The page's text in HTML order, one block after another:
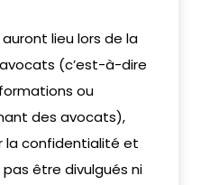
lieu lors de la
(c’est-à-dire
ou
des avocats),
la confidentialité et
être divulgués ni